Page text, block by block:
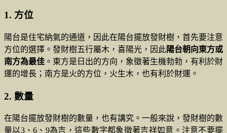
1. 方位
陽台是住宅納氣的通道，因此在陽台擺放發財樹，首先要注意
方位的選擇。發財樹五行屬木，喜陽光，因此陽台朝向東方或
南方為最佳 。東方是日出的方向，象徵著生機勃勃，有利於財
運的增長；南方是火的方位，火生木，也有利於財運。
2. 數量
在陽台擺放發財樹的數量，也有講究。一般來說，發財樹的數
量以3、6、9為吉，這些數字都象徵著吉祥如意。注意不要擺